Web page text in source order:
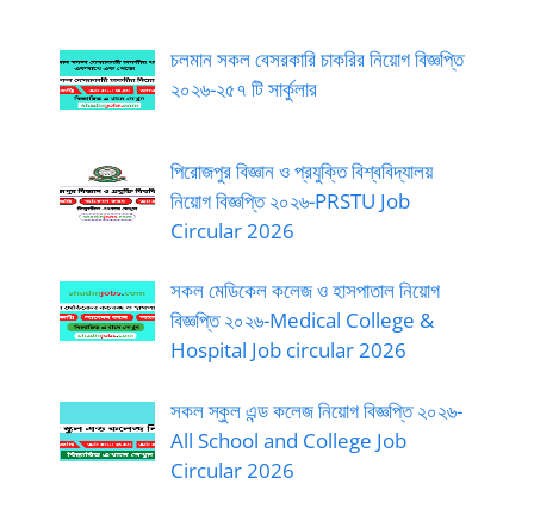
চলমান সকল বেসরকারি চাকরির নিয়োগ বিজ্ঞপ্তি
২০২৬-২৫৭ টি সার্কুলার
পিরোজপুর বিজ্ঞান ও প্রযুক্তি বিশ্ববিদ্যালয়
নিয়োগ বিজ্ঞপ্তি ২০২৬-PRSTU Job
Circular 2026
সকল মেডিকেল কলেজ ও হাসপাতাল নিয়োগ
বিজ্ঞপ্তি ২০২৬-Medical College &
Hospital Job circular 2026
সকল স্কুল এন্ড কলেজ নিয়োগ বিজ্ঞপ্তি ২০২৬-
All School and College Job
Circular 2026